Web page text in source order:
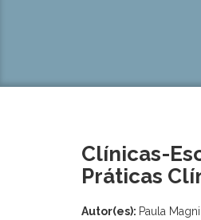
Clínicas-
Práticas
Autor(es): Paula